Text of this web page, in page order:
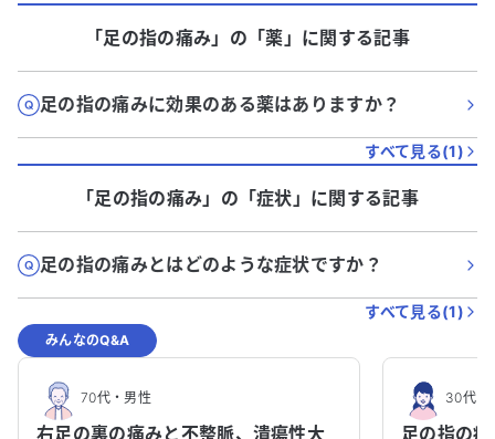
「足の指の痛み」 の「薬 」に関する記事
足の指の痛みに効果のある薬はありますか？
すべて見る(1)
「足の指の痛み」 の「症状 」に関する記事
足の指の痛みとはどのような症状ですか？
すべて見る(1)
みんなのQ&A
70代・男性
右足の裏の痛みと不整脈、潰瘍性大
30代・
足の指の